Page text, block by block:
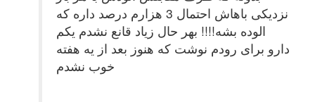
نزدیکی باهاش احتمال 3 هزارم درصد داره که
الوده بشه!!!! بهر حال زیاد قانع نشدم یکم
دارو برای رودم نوشت که هنوز بعد از یه هفته
خوب نشدم